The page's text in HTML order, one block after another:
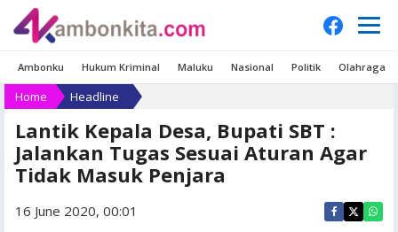
Ambonku Hukum Kriminal Maluku Nasional Politik Olahraga
Home Headline
Lantik Kepala Desa, Bupati SBT :
Jalankan Tugas Sesuai Aturan Agar
Tidak Masuk Penjara
16 June 2020, 00:01